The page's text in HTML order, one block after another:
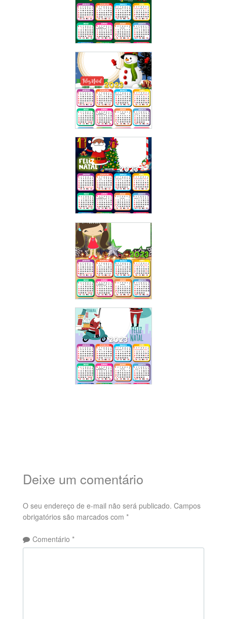
Deixe um comentário
O seu endereço de e-mail não será publicado. Campos
obrigatórios são marcados com *
Comentário *